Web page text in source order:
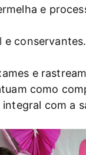
e
e conservantes.
e
como
com a